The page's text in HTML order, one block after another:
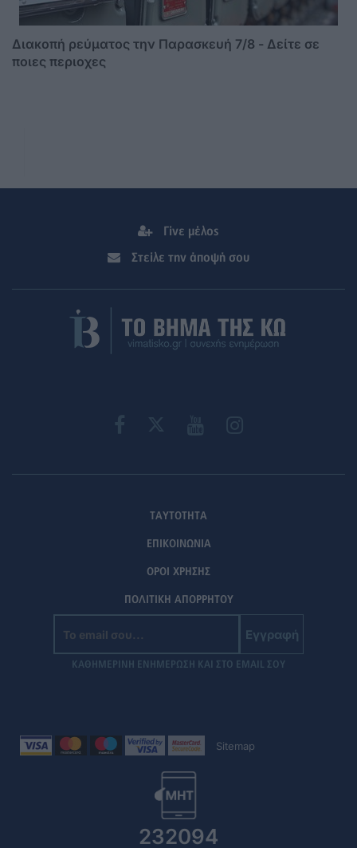
Διακοπή ρεύματος την Παρασκευή 7/8 - Δείτε σε
ποιες περιοχες
Γίνε μέλος
Στείλε την άποψή σου
ΤΑΥΤΟΤΗΤΑ
ΕΠΙΚΟΙΝΩΝΙΑ
ΟΡΟΙ ΧΡΗΣΗΣ
ΠΟΛΙΤΙΚΗ ΑΠΟΡΡΗΤΟΥ
Εγγραφή
ΚΑΘΗΜΕΡΙΝΗ ΕΝΗΜΕΡΩΣΗ ΚΑΙ ΣΤΟ EMAIL ΣΟΥ
Sitemap
232094